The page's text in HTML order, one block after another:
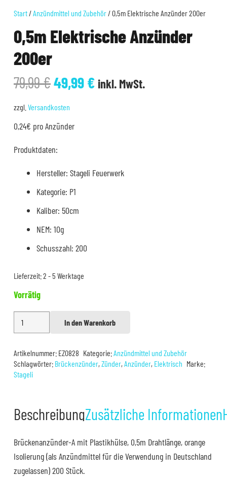
Start/Anzündmittel und Zubehör/ 0,5m Elektrische Anzünder 200er
0,5m Elektrische Anzünder
200er
79,99€Ursprünglicher
Preis
war:
79,99 €
49,99€Aktueller
inkl. MwSt.
zzgl. Versandkosten
0,24€ pro Anzünder
Produktdaten:
Hersteller: Stageli Feuerwerk
Kategorie: P1
Kaliber: 50cm
NEM: 10g
Schusszahl: 200
Lieferzeit:2 - 5 Werktage
Vorrätig
0,5m
Elektrische
200er
Menge
In den Warenkorb
Alternative:
Artikelnummer: EZ0828 Kategorie:Anzündmittel und Zubehör
Schlagwörter: Brückenzünder, Zünder, Anzünder, Elektrisch Marke:
Stageli
BeschreibungZusätzliche Informationen
Brückenanzünder-A mit Plastikhülse, 0,5m Drahtlänge, orange
Isolierung (als Anzündmittel für die Verwendung in Deutschland
zugelassen) 200 Stück.